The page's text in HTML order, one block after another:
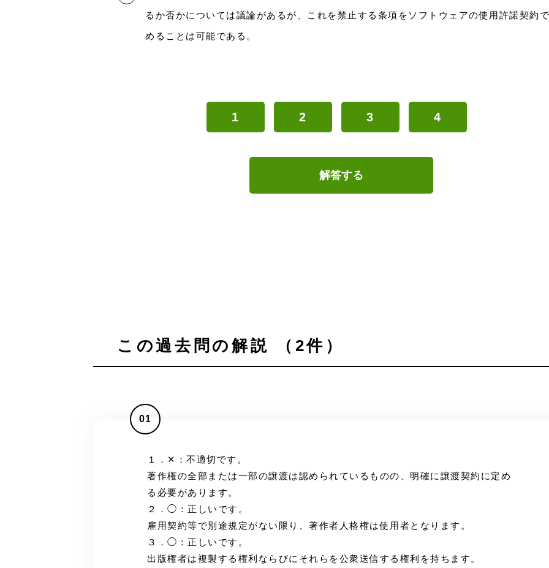
るか否かについては議論があるが、これを禁止する条項をソフトウェアの使用許諾契約
めることは可能である。
1 2 3 4
解答する
この過去問の解説 （2件）
01
１．✕：不適切です。
著作権の全部または一部の譲渡は認められているものの、明確に譲渡契約に定め
る必要があります。
２．◯：正しいです。
雇用契約等で別途規定がない限り、著作者人格権は使用者となります。
３．◯：正しいです。
出版権者は複製する権利ならびにそれらを公衆送信する権利を持ちます。